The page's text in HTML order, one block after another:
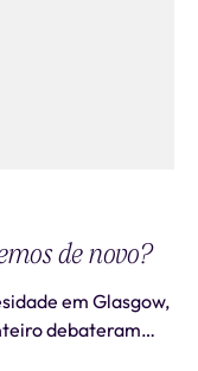
de novo?
em Glasgow,
debateram